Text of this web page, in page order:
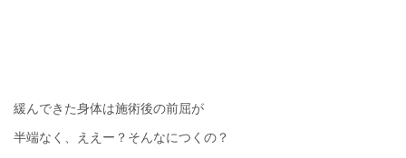
緩んできた身体は施術後の前屈が
半端なく、ええー？そんなにつくの？